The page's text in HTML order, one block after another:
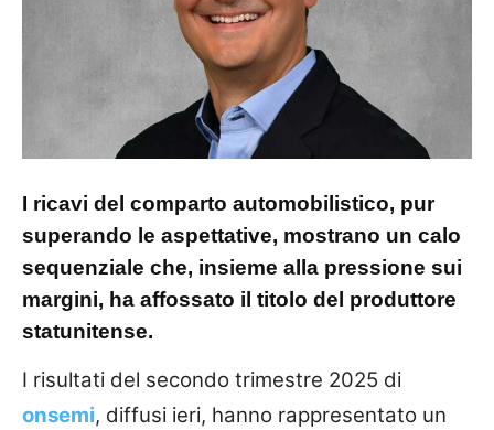
I ricavi del comparto automobilistico, pur
superando le aspettative, mostrano un calo
sequenziale che, insieme alla pressione sui
margini, ha affossato il titolo del produttore
statunitense.
I risultati del secondo trimestre 2025 di
onsemi, diffusi ieri, hanno rappresentato un